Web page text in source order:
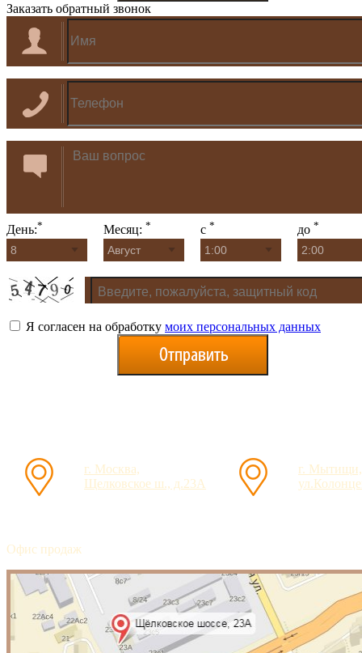
Заказать обратный звонок
День:* Месяц: * с * до *
Я согласен на обработку моих персональных данных
г. Москва,
Щелковское ш., д.23А
г. Мытищи,
Офис продаж